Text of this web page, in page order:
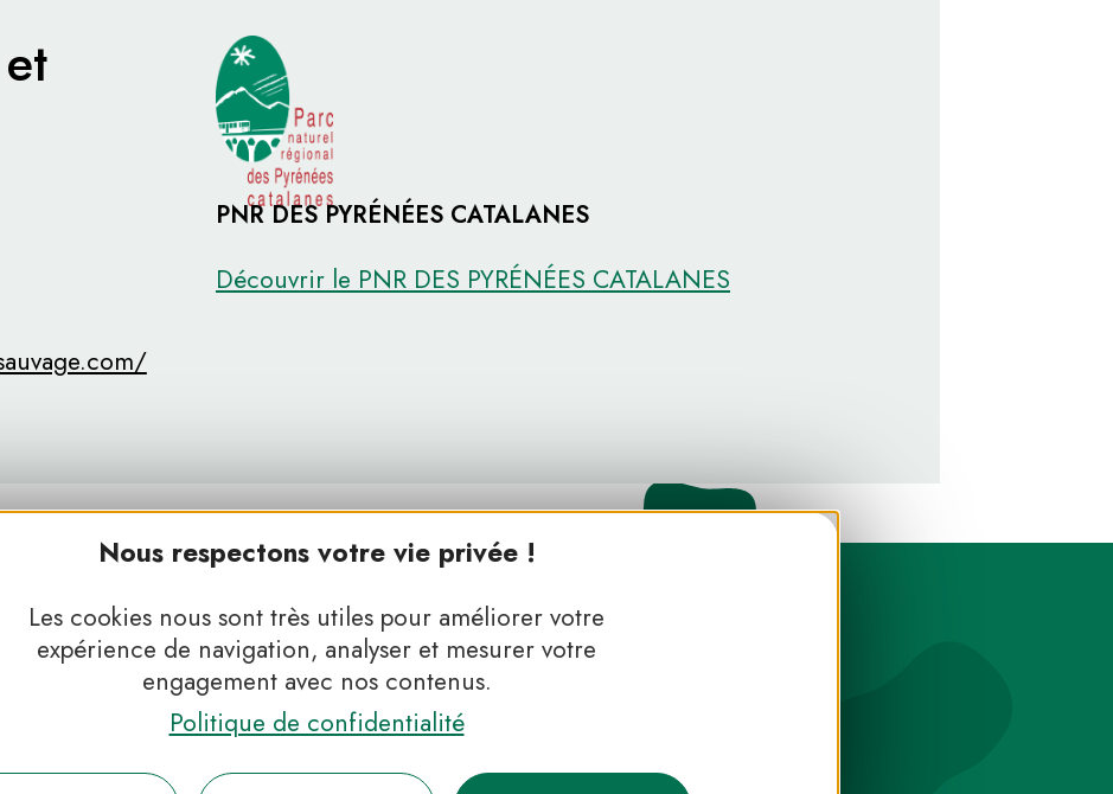
Nous respectons votre vie privée !
Les cookies nous sont très utiles pour améliorer votre
expérience de navigation, analyser et mesurer votre
engagement avec nos contenus.
Politique de confidentialité
PNR DES PYRÉNÉES CATALANES
Découvrir le PNR DES PYRÉNÉES CATALANES